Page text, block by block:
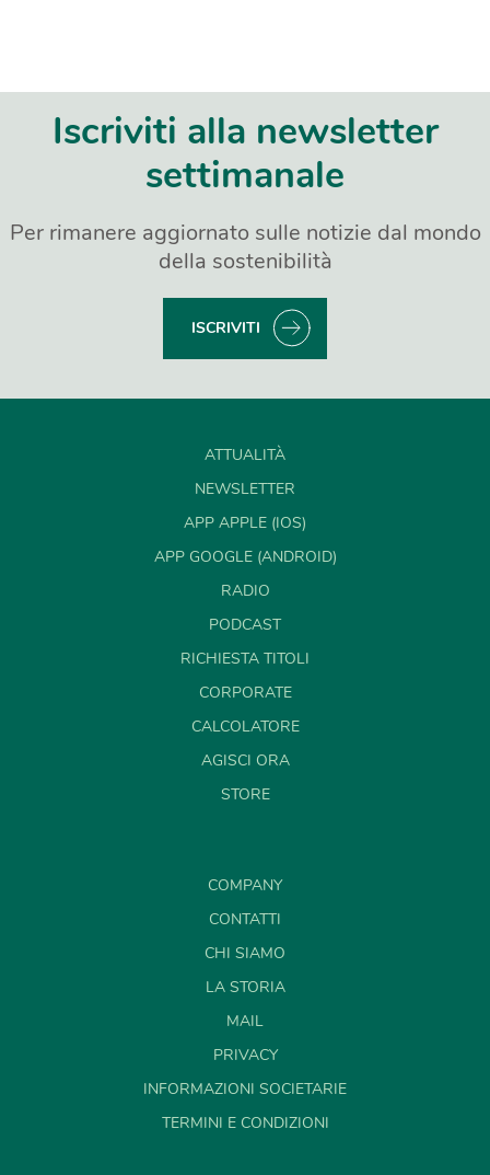
Iscriviti alla newsletter
settimanale
Per rimanere aggiornato sulle notizie dal mondo
della sostenibilità
ISCRIVITI
ATTUALITÀ
NEWSLETTER
APP APPLE (IOS)
APP GOOGLE (ANDROID)
RADIO
PODCAST
RICHIESTA TITOLI
CORPORATE
CALCOLATORE
AGISCI ORA
STORE
COMPANY
CONTATTI
CHI SIAMO
LA STORIA
MAIL
PRIVACY
INFORMAZIONI SOCIETARIE
TERMINI E CONDIZIONI